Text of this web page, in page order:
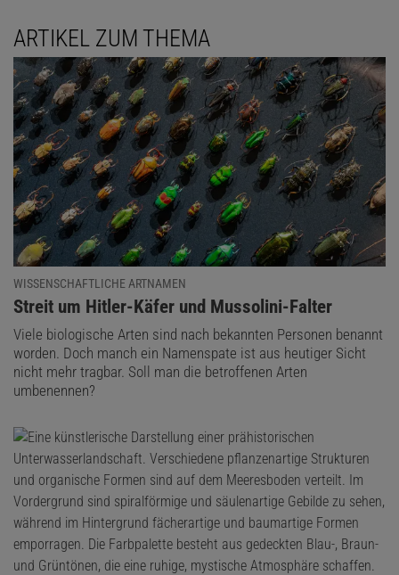
ARTIKEL ZUM THEMA
WISSENSCHAFTLICHE ARTNAMEN
:
Streit um Hitler-Käfer und Mussolini-Falter
Viele biologische Arten sind nach bekannten Personen benannt
worden. Doch manch ein Namenspate ist aus heutiger Sicht
nicht mehr tragbar. Soll man die betroffenen Arten
umbenennen?